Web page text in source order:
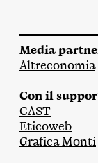
Media
Altreconomia
Con il
CAST
Eticoweb
Grafica Monti